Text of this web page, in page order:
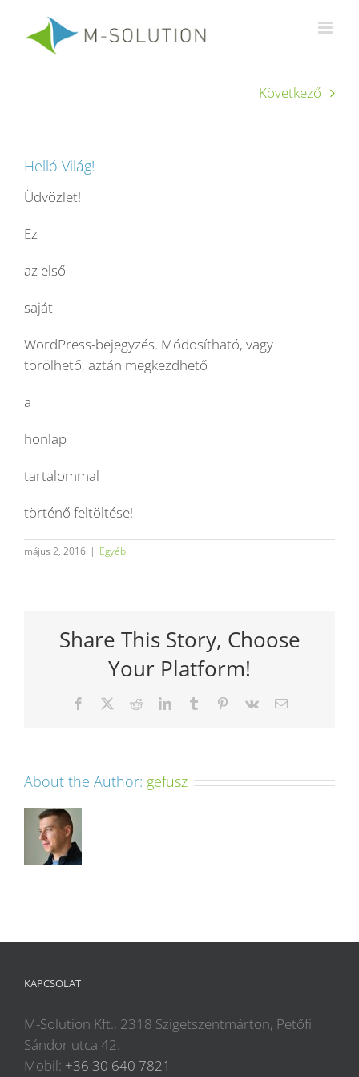
Következő
Helló Világ!
Üdvözlet!
Ez
az első
saját
WordPress-bejegyzés. Módosítható, vagy
törölhető, aztán megkezdhető
a
honlap
tartalommal
történő feltöltése!
május 2, 2016 | Egyéb
Share This Story, Choose
Your Platform!
Facebook RedditLinkedInTumblr Pinterest
Vk Email:
About the Author: gefusz
KAPCSOLAT
M-Solution Kft., 2318 Szigetszentmárton, Petőfi
Sándor utca 42.
Mobil: +36 30 640 7821